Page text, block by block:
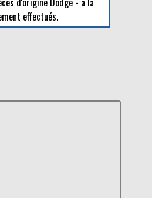
effectués.